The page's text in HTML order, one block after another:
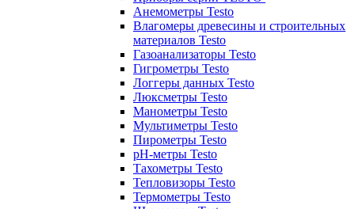
Анемометры Testo
Влагомеры древесины и строительных
материалов Testo
Газоанализаторы Testo
Гигрометры Testo
Логгеры данных Testo
Люксметры Testo
Манометры Testo
Мультиметры Testo
Пирометры Testo
pH-метры Testo
Тахометры Testo
Тепловизоры Testo
Термометры Testo